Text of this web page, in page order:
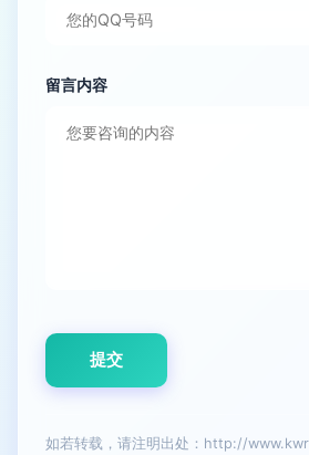
留言内容
如若转载，请注明出处：http://